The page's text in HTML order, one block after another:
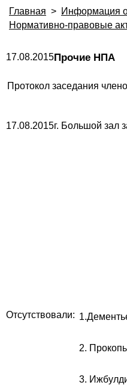
Главная > Информация о
Нормативно-правовые
17.08.2015Прочие НПА
Протокол заседания
17.08.2015г. Большой зал
Отсутствовали:
2.
3.